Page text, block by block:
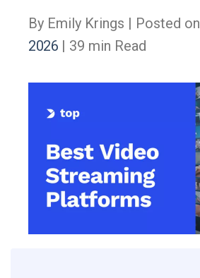
By Emily Krings | Posted on
2026 | 39 min Read